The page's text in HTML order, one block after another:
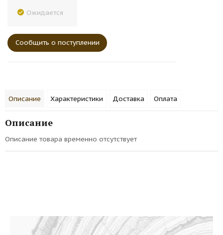
Ожидается
Сообщить о поступлении
Описание Характеристики Доставка Оплата
Описание
Описание товара временно отсутствует